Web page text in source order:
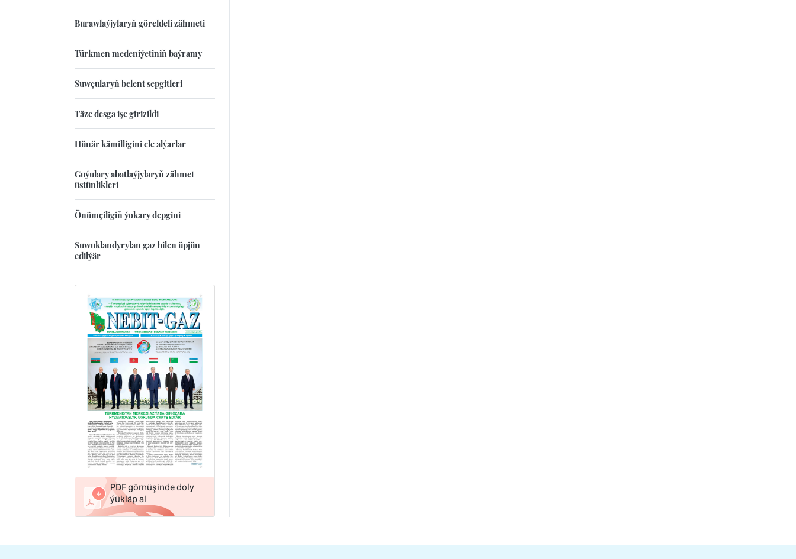
Burawlaýjylaryň göreldeli zähmeti
Türkmen medeniýetiniň baýramy
Suwçularyň belent sepgitleri
Täze desga işe girizildi
Hünär kämilligini ele alýarlar
Guýulary abatlaýjylaryň zähmet
üstünlikleri
Önümçiligiň ýokary depgini
Suwuklandyrylan gaz bilen üpjün
edilýär
PDF görnüşinde doly
ýükläp al